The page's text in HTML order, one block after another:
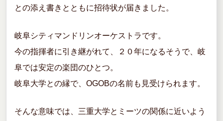
との添え書きとともに招待状が届きました。
岐阜シティマンドリンオーケストラです。
今の指揮者に引き継がれて、２０年になるそうで、岐
阜では安定の楽団のひとつ。
岐阜大学との縁で、OGOBの名前も見受けられます。
そんな意味では、三重大学とミーツの関係に近いよう